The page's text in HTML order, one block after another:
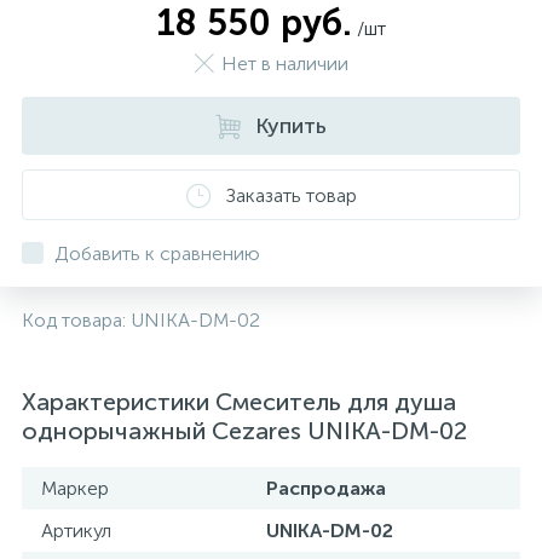
18 550 руб. /шт
Нет в наличии
Купить
Заказать товар
Добавить к сравнению
Код товара: UNIKA-DM-02
Характеристики Смеситель для душа
однорычажный Cezares UNIKA-DM-02
Маркер
Распродажа
Артикул
UNIKA-DM-02